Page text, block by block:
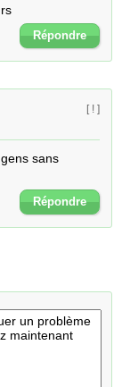
Répondre
[ ! ]
sans
Répondre